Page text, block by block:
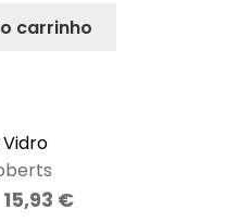
carrinho
15,93 €